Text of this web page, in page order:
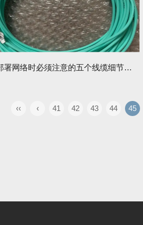
部署网络时必须注意的五个线缆细节是什么？为什么要注意这些细节？
‹‹ ‹ 41 42 43 44 45